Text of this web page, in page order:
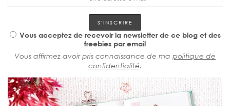
Vous acceptez de recevoir la newsletter de ce blog et des
freebies par email
Vous affirmez avoir pris connaissance de ma politique de
confidentialité.